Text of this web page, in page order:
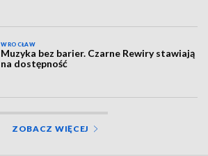
WROCŁAW
Muzyka bez barier. Czarne Rewiry stawiają
na dostępność
ZOBACZ WIĘCEJ